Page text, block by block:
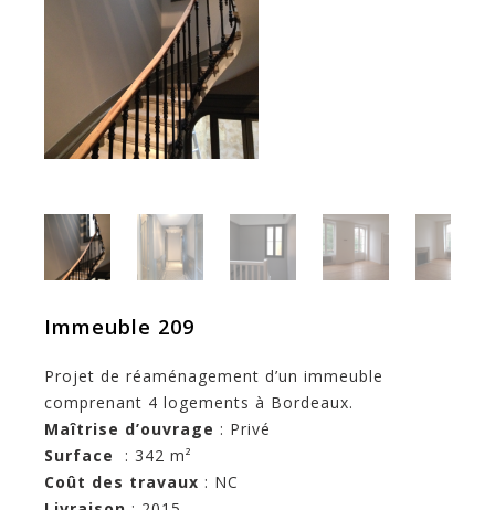
Immeuble 209
Projet de réaménagement d’un immeuble
comprenant 4 logements à Bordeaux.
Maîtrise d’ouvrage : Privé
Surface
: 342 m²
Coût des travaux : NC